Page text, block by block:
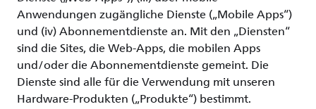
Anwendungen zugängliche Dienste („Mobile Apps“)
und (iv) Abonnementdienste an. Mit den „Diensten“
sind die Sites, die Web-Apps, die mobilen Apps
und/oder die Abonnementdienste gemeint. Die
Dienste sind alle für die Verwendung mit unseren
Hardware-Produkten („Produkte“) bestimmt.